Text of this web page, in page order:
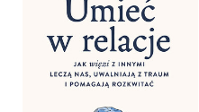
UMIEĆ W RELACJE. JAK
WIĘZI Z INNYMI LECZĄ
NAS, UWALNIAJĄ Z
TRAUM I POMAGAJĄ